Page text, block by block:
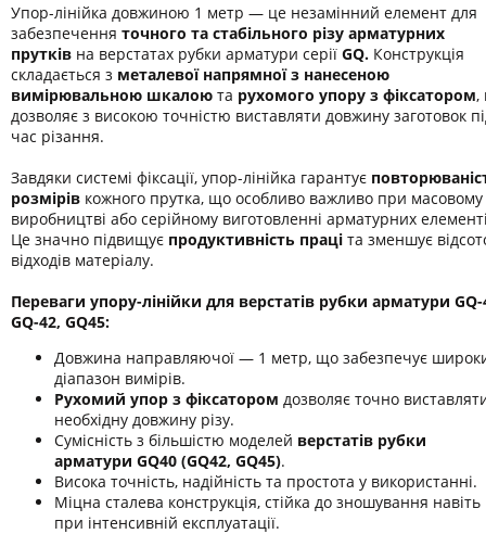
Упор-лінійка довжиною 1 метр — це незамінний елемент для
забезпечення точного та стабільного різу арматурних
прутків на верстатах рубки арматури серії GQ. Конструкція
складається з металевої напрямної з нанесеною
вимірювальною шкалою та рухомого упору з фіксатором,
дозволяє з високою точністю виставляти довжину заготовок
час різання.
Завдяки системі фіксації, упор-лінійка гарантує
розмірів кожного прутка, що особливо важливо при масовому
виробництві або серійному виготовленні арматурних
Це значно підвищує продуктивність праці та зменшує
відходів матеріалу.
Переваги упору-лінійки для верстатів рубки арматури GQ-
GQ-42, GQ45:
Довжина направляючої — 1 метр, що забезпечує
діапазон вимірів.
Рухомий упор з фіксатором дозволяє точно
необхідну довжину різу.
Сумісність з більшістю моделей верстатів рубки
арматури GQ40 (GQ42, GQ45).
Висока точність, надійність та простота у використанні.
Міцна сталева конструкція, стійка до зношування навіть
при інтенсивній експлуатації.